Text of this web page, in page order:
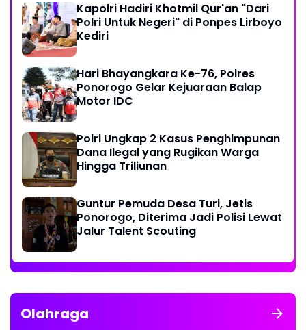
Kapolri Hadiri Khotmil Qur'an "Dari
Polri Untuk Negeri" di Ponpes Lirboyo
Kediri
Hari Bhayangkara Ke-76, Polres
Ponorogo Gelar Kejuaraan Balap
Motor IDC
Polri Ungkap 2 Kasus Penghimpunan
Dana Ilegal yang Rugikan Warga
Hingga Triliunan
Guntur Pemuda Desa Turi, Jetis
Ponorogo, Diterima Jadi Polisi Lewat
Jalur Talent Scouting
Olahraga